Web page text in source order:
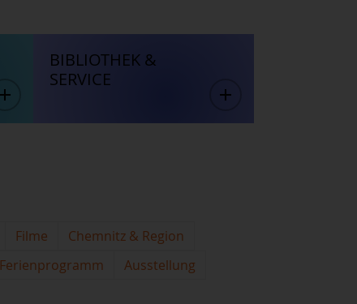
BIBLIOTHEK &
SERVICE
Filme
Chemnitz & Region
Ferienprogramm
Ausstellung